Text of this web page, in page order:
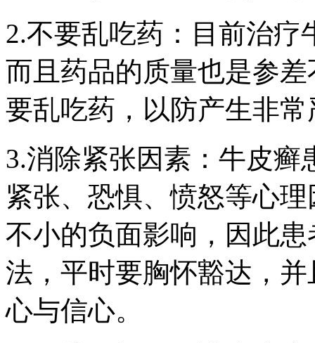
2.不要乱吃药：目前治
而且药品的质量也是参
要乱吃药，以防产生非
3.消除紧张因素：牛皮
紧张、恐惧、愤怒等心
不小的负面影响，因此
法，平时要胸怀豁达，
心与信心。